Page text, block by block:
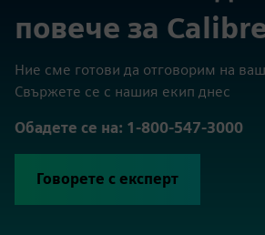
повече за
Ние сме готови да отговорим на
Свържете се с нашия екип днес
Обадете се на: 1-800-547-3000
Говорете с експерт